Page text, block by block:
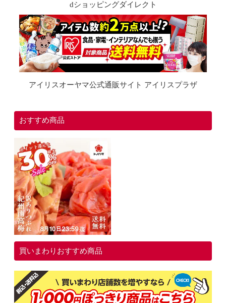
dショッピングダイレクト
アイリスオーヤマ公式通販サイト アイリスプラザ
おすすめ商品
買いまわりおすすめ商品